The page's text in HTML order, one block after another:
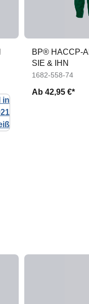
BP® HACCP-
SIE & IHN
1682-558-74
Ab 42,95 €*